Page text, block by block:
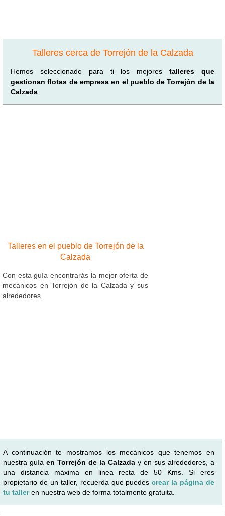
Talleres cerca de Torrejón de la Calzada
Hemos seleccionado para ti los mejorestalleres que
gestionan flotas de empresa en el pueblo de Torrejón de la
Calzada
Talleres en el pueblo de Torrejón de la
Calzada
Con esta guía encontrarás la mejor oferta de
mecánicos en Torrejón de la Calzada y sus
alrededores.
A continuación te mostramos los mecánicos que tenemos en
nuestra guía en Torrejón de la Calzada y en sus alrededores, a
una distancia máxima en linea recta de 50 Kms. Si eres
propietario de un taller, recuerda que puedescrear la página de
tu talleren nuestra web de forma totalmente gratuita.